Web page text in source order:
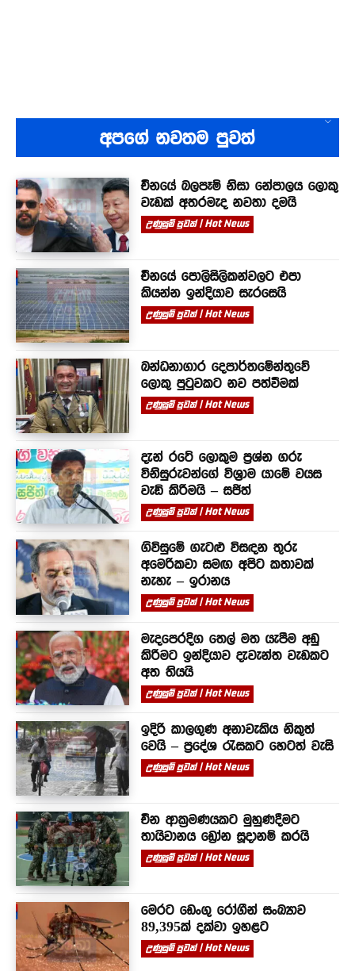
අපගේ නවතම පුවත්
චීනයේ බලපෑම් නිසා නේපාලය ලොකු
වැඩක් අතරමැද නවතා දමයි
උණුසුම් පුවත් | Hot News
චීනයේ පොලිසිලිකන්වලට එපා
කියන්න ඉන්දියාව සැරසෙයි
උණුසුම් පුවත් | Hot News
බන්ධනාගාර දෙපාර්තමේන්තුවේ
ලොකු පුටුවකට නව පත්වීමක්
උණුසුම් පුවත් | Hot News
දැන් රටේ ලොකුම ප්‍රශ්න ගරු
විනිසුරුවන්ගේ විශ්‍රාම යාමේ වයස
වැඩි කිරීමයි – සජිත්
උණුසුම් පුවත් | Hot News
ගිවිසුමේ ගැටළු විසඳන තුරු
අමෙරිකවා සමඟ අපිට කතාවක්
නැහැ – ඉරානය
උණුසුම් පුවත් | Hot News
මැදපෙරදිග තෙල් මත යැපීම අඩු
කිරීමට ඉන්දියාව දැවැන්ත වැඩකට
අත තියයි
උණුසුම් පුවත් | Hot News
ඉදිරි කාලගුණ අනාවැකිය නිකුත්
වෙයි – ප්‍රදේශ රැසකට හෙටත් වැසි
උණුසුම් පුවත් | Hot News
චීන ආක්‍රමණයකට මුහුණදීමට
තායිවානය ඩ්‍රෝන සූදානම් කරයි
උණුසුම් පුවත් | Hot News
මෙරට ඩෙංගු රෝගීන් සංඛ්‍යාව
89,395ක් දක්වා ඉහළට
උණුසුම් පුවත් | Hot News